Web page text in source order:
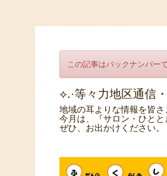
この記事はバックナンバー
⟡.·等々力地区通信
地域の耳よりな情報を皆
今月は、『サロン・ひとと
ぜひ、お出かけください。